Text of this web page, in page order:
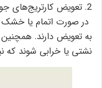
در صورت اتمام یا خشک
به تعویض دارند. همچنین
نشتی یا خرابی شوند که